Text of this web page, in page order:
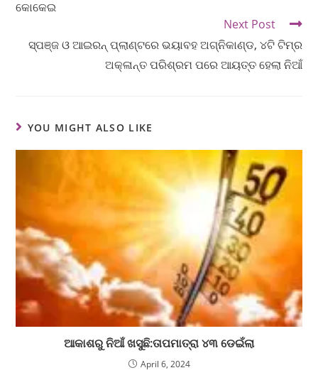
କୋକେଇ
Next Post
ସ୍ପଞ୍ଜ ଓ ଆଇରନ୍‌ ପ୍ଲାଣ୍ଟରେ ଭୟାବହ ଅଗ୍ନିକାଣ୍ଡ, ୪ଟି ଟିମ୍‌ର
ଅକ୍ଳାନ୍ତ ପରିଶ୍ରମ ପରେ ଆୟତ୍ତ ହେଲା ନିଆଁ
YOU MIGHT ALSO LIKE
ଆକାଶରୁ ନିଆଁ ଖସୁଛି:ତାପମାତ୍ରା ୪୩ ଡେଇଁଲା
April 6, 2024